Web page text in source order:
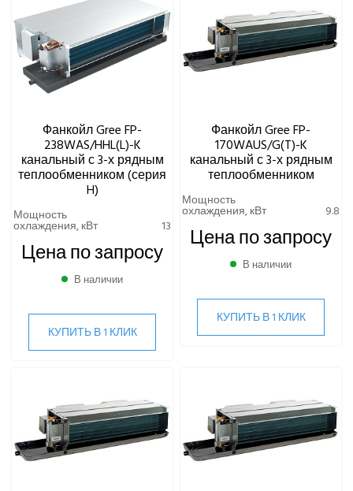
Фанкойл Gree FP-
238WAS/HHL(L)-K
канальный с 3-х рядным
теплообменником (серия
H)
Мощность
охлаждения, кВт 13
Цена по запросу
В наличии
КУПИТЬ В 1 КЛИК
Фанкойл Gree FP-
170WAUS/G(T)-K
канальный с 3-х рядным
теплообменником
Мощность
охлаждения, кВт 9.8
Цена по запросу
В наличии
КУПИТЬ В 1 КЛИК